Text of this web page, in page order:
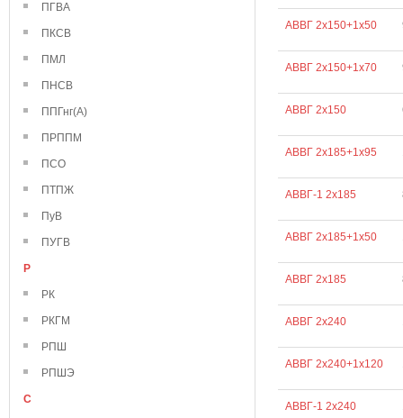
ПГВА
ПКСВ
ПМЛ
ПНСВ
ППГнг(А)
ПРППМ
ПСО
ПТПЖ
ПуВ
ПУГВ
Р
РК
РКГМ
РПШ
РПШЭ
С
АВВГ 2х150+1х50
АВВГ 2х150+1х70
АВВГ 2х150
АВВГ 2х185+1х95
АВВГ-1 2х185
АВВГ 2х185+1х50
АВВГ 2х185
АВВГ 2х240
АВВГ 2х240+1х120
АВВГ-1 2х240